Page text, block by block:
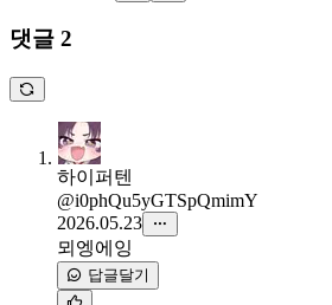
댓글 2
하이퍼텐
@i0phQu5yGTSpQmimY
2026.05.23
뫼엥에잉
답글달기